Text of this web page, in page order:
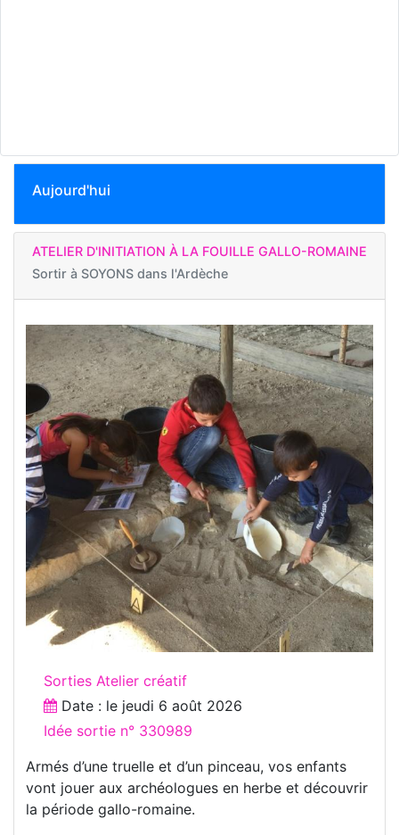
Aujourd'hui
ATELIER D'INITIATION À LA FOUILLE GALLO-ROMAINE
Sortir à SOYONS dans l'Ardèche
Sorties Atelier créatif
Date : le jeudi 6 août 2026
Idée sortie n° 330989
Armés d’une truelle et d’un pinceau, vos enfants
vont jouer aux archéologues en herbe et découvrir
la période gallo-romaine.